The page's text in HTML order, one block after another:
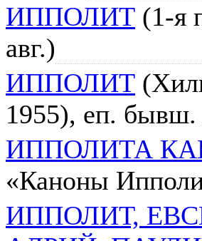
ИППОЛИТ (1-я
авг.)
ИППОЛИТ
1955), еп. бывш.
ИППОЛИТА
«Каноны
ИППОЛИТ,